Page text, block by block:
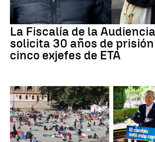
La Fiscalía de la
solicita 30 años de
cinco exjefes de ETA